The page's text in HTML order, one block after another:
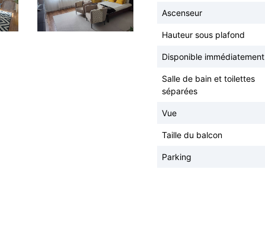
Ascenseur
Hauteur sous plafond
Disponible immédiatement
Salle de bain et toilettes
séparées
Vue
Taille du balcon
Parking